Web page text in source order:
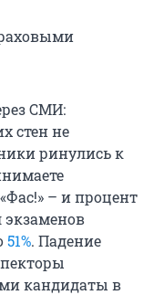
СМИ:
стен не
ринулись к
– и процент
51%. Падение
кандидаты в